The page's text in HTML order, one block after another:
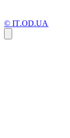
© IT.OD.UA